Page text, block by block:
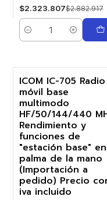
$2.323.807$2.882.917
Cantidad
-19%
Agotado
ICOM IC-705 Radio
móvil base
multimodo
HF/50/144/440
Rendimiento y
funciones de
"estación base"
palma de la mano
(Importación a
pedido) Precio
iva incluido